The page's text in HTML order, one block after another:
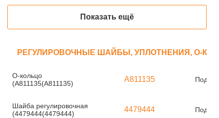
Показать ещё
РЕГУЛИРОВОЧНЫЕ ШАЙБЫ, УПЛОТНЕНИЯ, О-
О-кольцо
(A811135(A811135)
A811135 Под
Шайба регулировочная
(4479444(4479444)
4479444 Под